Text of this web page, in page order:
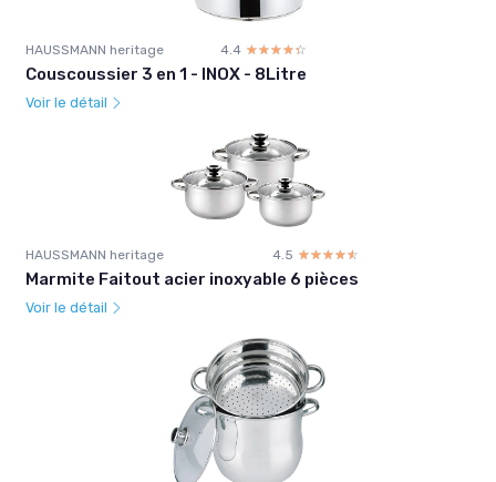
HAUSSMANN heritage 4.4 ☆☆☆☆☆
★★★★★
Couscoussier 3 en 1 - INOX - 8Litre
Voir le détail
HAUSSMANN heritage 4.5 ☆☆☆☆☆
★★★★★
Marmite Faitout acier inoxyable 6 pièces
Voir le détail